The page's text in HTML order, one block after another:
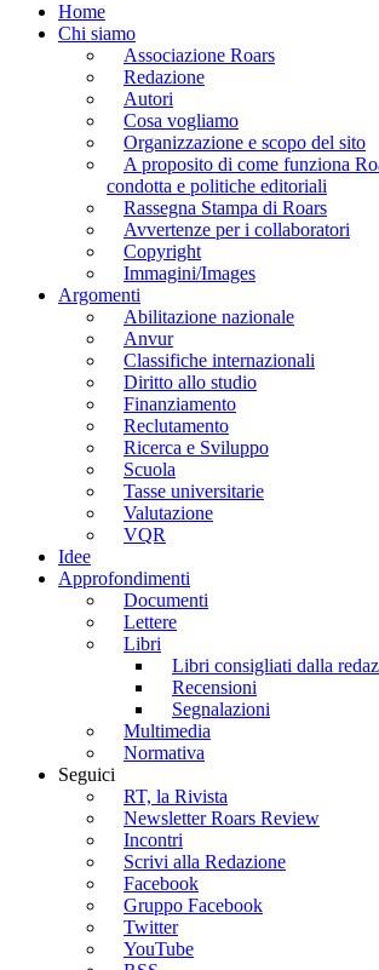
Home
Chi siamo
Associazione Roars
Redazione
Autori
Cosa vogliamo
Organizzazione e scopo del sito
A proposito di come funziona
condotta e politiche editoriali
Rassegna Stampa di Roars
Avvertenze per i collaboratori
Copyright
Immagini/Images
Argomenti
Abilitazione nazionale
Anvur
Classifiche internazionali
Diritto allo studio
Finanziamento
Reclutamento
Ricerca e Sviluppo
Scuola
Tasse universitarie
Valutazione
VQR
Idee
Approfondimenti
Documenti
Lettere
Libri
Libri consigliati dalla
Recensioni
Segnalazioni
Multimedia
Normativa
Seguici
RT, la Rivista
Newsletter Roars Review
Incontri
Scrivi alla Redazione
Facebook
Gruppo Facebook
Twitter
YouTube